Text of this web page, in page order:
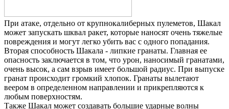
При атаке, отдельно от крупнокалиберных пулеметов, Шакал
может запускать шквал ракет, которые наносят очень тяжелые
повреждения и могут легко убить вас с одного попадания.
Вторая способность Шакала - липкие гранаты. Главная ее
опасность заключается в том, что урон, наносимый гранатами,
очень высок, а сам взрыв имеет большой радиус. При выпуске
гранат происходит громкий хлопок. Гранаты вылетают
веером в определенном направлении и прикрепляются к
любым поверхностям.
Также Шакал может создавать большие ударные волны